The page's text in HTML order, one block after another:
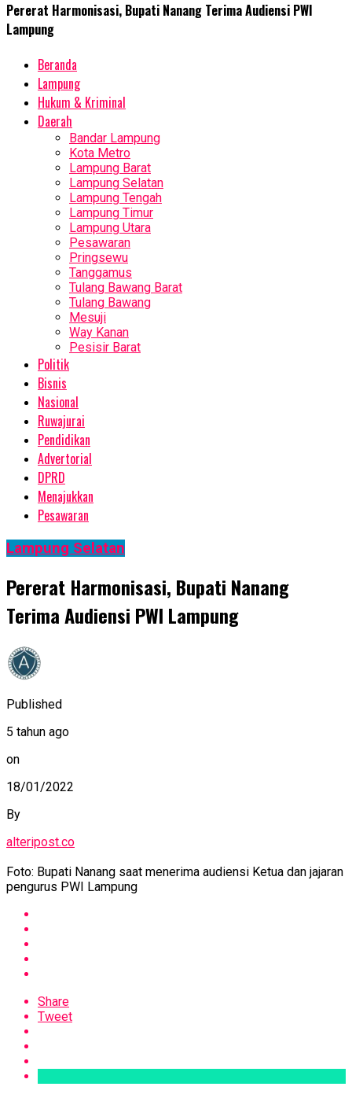
Pererat Harmonisasi, Bupati Nanang Terima Audiensi PWI
Lampung
Beranda
Lampung
Hukum & Kriminal
Daerah
Bandar Lampung
Kota Metro
Lampung Barat
Lampung Selatan
Lampung Tengah
Lampung Timur
Lampung Utara
Pesawaran
Pringsewu
Tanggamus
Tulang Bawang Barat
Tulang Bawang
Mesuji
Way Kanan
Pesisir Barat
Politik
Bisnis
Nasional
Ruwajurai
Pendidikan
Advertorial
DPRD
Menajukkan
Pesawaran
Lampung Selatan
Pererat Harmonisasi, Bupati Nanang
Terima Audiensi PWI Lampung
Published
5 tahun ago
on
18/01/2022
By
alteripost.co
Foto: Bupati Nanang saat menerima audiensi Ketua dan jajaran
pengurus PWI Lampung
Share
Tweet